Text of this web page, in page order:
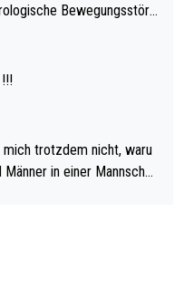
Bewegungsstöru
ihm helfen! Ich glau
Fälle fälschlich psy
werden! Dafür müsste
Mentaltrainer gehen…
mich trotzdem nicht, waru
in einer Mannschaf